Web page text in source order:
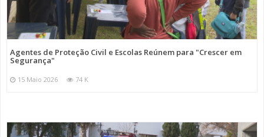
Agentes de Proteção Civil e Escolas Reúnem para "Crescer em
Segurança"
15 Maio 2026 74 K